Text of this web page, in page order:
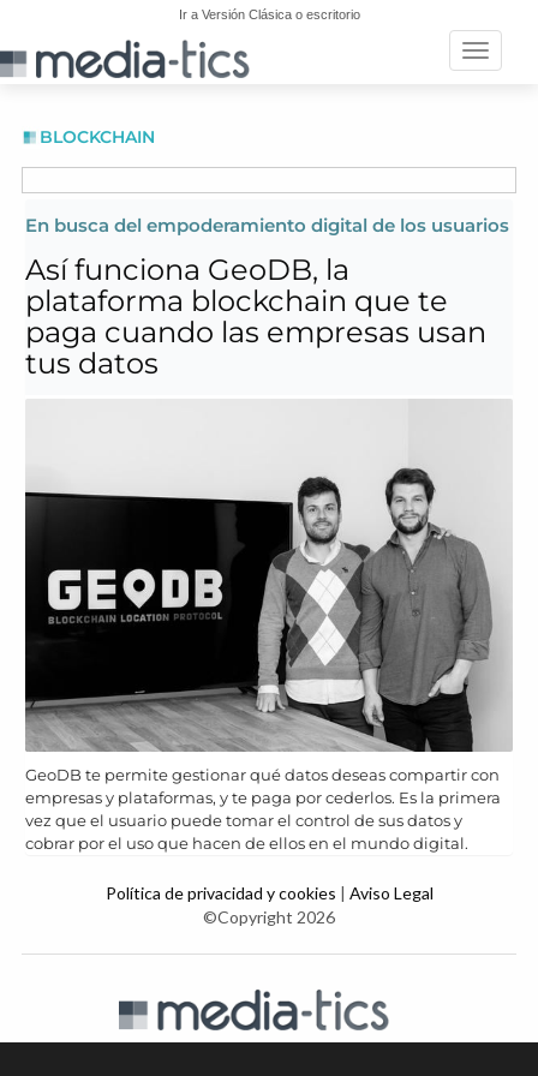
Ir a Versión Clásica o escritorio
Toggle
BLOCKCHAIN
En busca del empoderamiento digital de los usuarios
Así funciona GeoDB, la
plataforma blockchain que te
paga cuando las empresas usan
tus datos
GeoDB te permite gestionar qué datos deseas compartir con
empresas y plataformas, y te paga por cederlos. Es la primera
vez que el usuario puede tomar el control de sus datos y
cobrar por el uso que hacen de ellos en el mundo digital.
Política de privacidad y cookies | Aviso Legal
©Copyright 2026